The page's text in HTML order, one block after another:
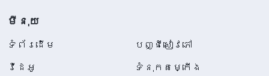
មីនុយ
ទំព័រ​ដើម
បញ្ជីសៀវភៅ
វីដេអូ
ទំនុកតម្កើង